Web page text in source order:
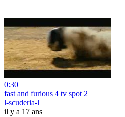
0:30
fast and furious 4 tv spot 2
l-scuderia-l
il y a 17 ans